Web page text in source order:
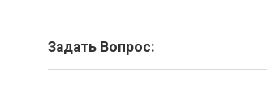
Задать Вопрос: